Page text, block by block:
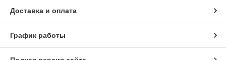
Доставка и оплата
График работы